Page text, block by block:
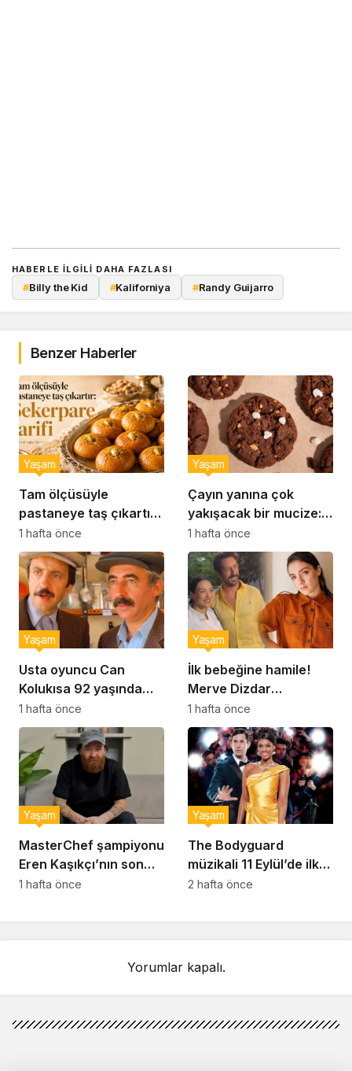
HABERLE ILGILI DAHA FAZLASI
#Billy the Kid #Kaliforniya #Randy Guijarro
Benzer Haberler
Tam ölçüsüyle
pastaneye taş çıkartır:
Şekerpare tarifi
Yaşam
1 hafta önce
Çayın yanına çok
yakışacak bir mucize:
Brownie tadında ıslak
kurabiye tarifi…
Yaşam
1 hafta önce
Usta oyuncu Can
Kolukısa 92 yaşında
hayatını kaybetti
Yaşam
1 hafta önce
İlk bebeğine hamile!
Merve Dizdar
sessizliğini bozdu: ‘İsim
bulmak çok zor’
Yaşam
1 hafta önce
MasterChef şampiyonu
Eren Kaşıkçı’nın son
anlarındaki kahreden
Yaşam
1 hafta önce
The Bodyguard
müzikali 11 Eylül’de ilk
kez Türkiye’de
Yaşam
2 hafta önce
Yorumlar kapalı.